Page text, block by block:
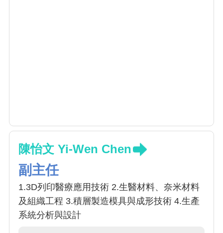
陳怡文 Yi-Wen Chen
副主任
1.3D列印醫療應用技術 2.生醫材料、奈米材料
及組織工程 3.積層製造模具與成形技術 4.生產
系統分析與設計